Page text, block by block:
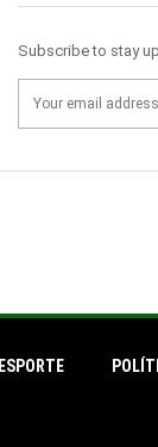
Subscribe to stay
ESPORTE